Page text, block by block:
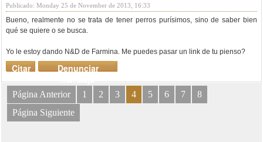
Publicado: Monday 25 de November de 2013, 16:33
Bueno, realmente no se trata de tener perros purísimos, sino de saber bien
qué se quiere o se busca.
Yo le estoy dando N&D de Farmina. Me puedes pasar un link de tu pienso?
Denunciar
mensaje
Citar
Página Anterior 1 2 3 4 5 6 7
8
Página Siguiente